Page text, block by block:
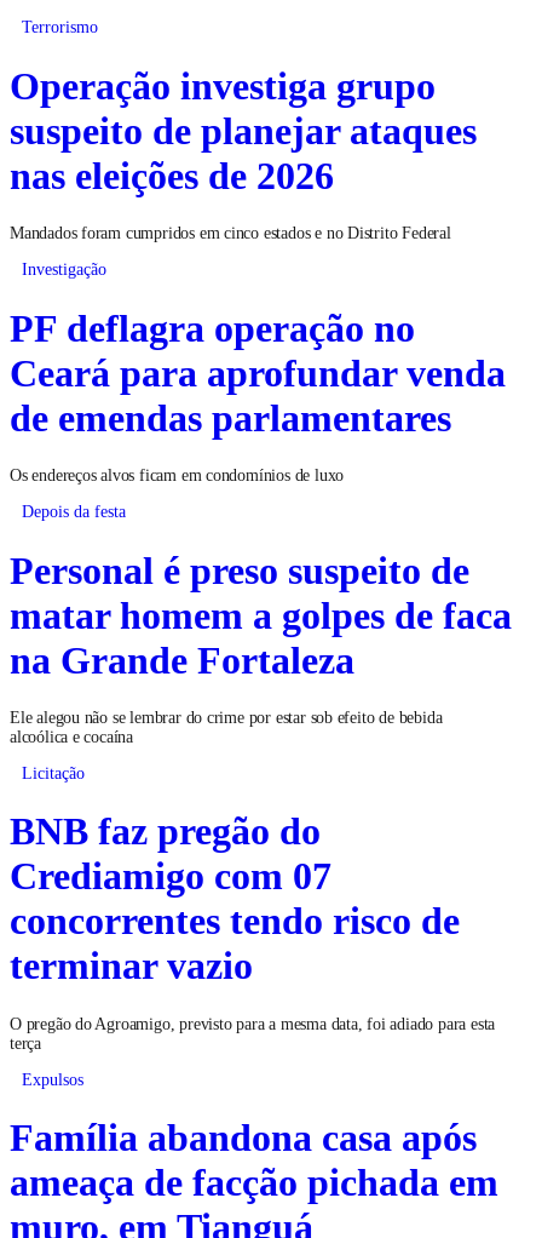
Terrorismo
Operação investiga grupo
suspeito de planejar ataques
nas eleições de 2026
Mandados foram cumpridos em cinco estados e no Distrito Federal
Investigação
PF deflagra operação no
Ceará para aprofundar venda
de emendas parlamentares
Os endereços alvos ficam em condomínios de luxo
Depois da festa
Personal é preso suspeito de
matar homem a golpes de faca
na Grande Fortaleza
Ele alegou não se lembrar do crime por estar sob efeito de bebida
alcoólica e cocaína
Licitação
BNB faz pregão do
Crediamigo com 07
concorrentes tendo risco de
terminar vazio
O pregão do Agroamigo, previsto para a mesma data, foi adiado para esta
terça
Expulsos
Família abandona casa após
ameaça de facção pichada em
muro, em Tianguá